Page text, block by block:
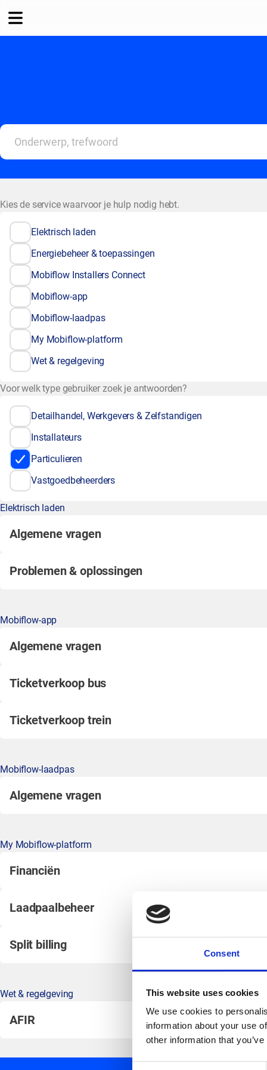
Consent
This website uses cookies
We use cookies to
information about your use
other information that
Kies de service waarvoor je hulp nodig hebt.
Elektrisch laden
Energiebeheer & toepassingen
Mobiflow Installers Connect
Mobiflow-app
Mobiflow-laadpas
My Mobiflow-platform
Wet & regelgeving
Voor welk type gebruiker zoek je antwoorden?
Detailhandel, Werkgevers & Zelfstandigen
Installateurs
Particulieren
Vastgoedbeheerders
Elektrisch laden
Algemene vragen
Problemen & oplossingen
Mobiflow-app
Algemene vragen
Ticketverkoop bus
Ticketverkoop trein
Mobiflow-laadpas
Algemene vragen
My Mobiflow-platform
Financiën
Laadpaalbeheer
Split billing
Wet & regelgeving
AFIR